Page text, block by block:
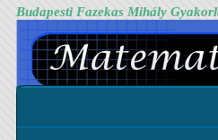
Budapesti Fazekas Mihály